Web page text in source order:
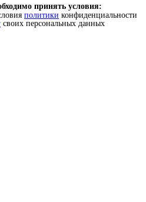
принять условия:
политики конфиденциальности
своих персональных данных